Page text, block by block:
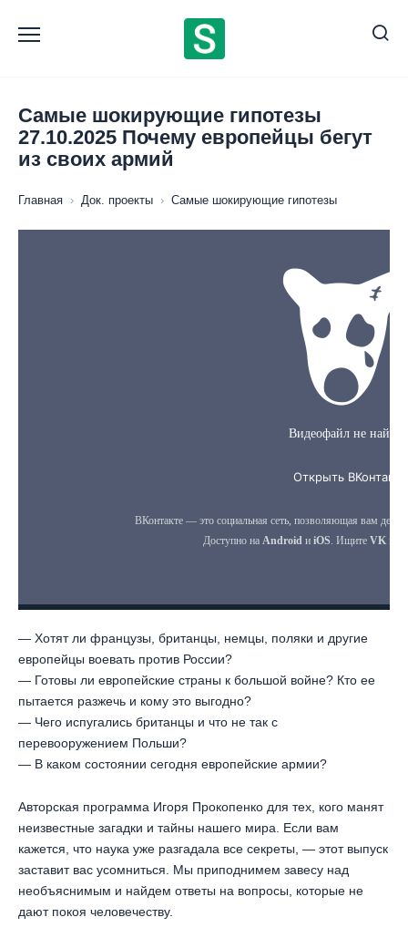
содержанию
Самые шокирующие гипотезы
27.10.2025 Почему европейцы бегут
из своих армий
Главная › Док. проекты › Самые шокирующие гипотезы
— Хотят ли французы, британцы, немцы, поляки и другие
европейцы воевать против России?
— Готовы ли европейские страны к большой войне? Кто ее
пытается разжечь и кому это выгодно?
— Чего испугались британцы и что не так с
перевооружением Польши?
— В каком состоянии сегодня европейские армии?
Авторская программа Игоря Прокопенко для тех, кого манят
неизвестные загадки и тайны нашего мира. Если вам
кажется, что наука уже разгадала все секреты, — этот выпуск
заставит вас усомниться. Мы приподнимем завесу над
необъяснимым и найдем ответы на вопросы, которые не
дают покоя человечеству.